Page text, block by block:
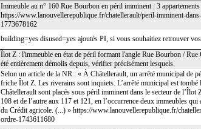
Immeuble au n° 160 Rue Bourbon en péril imminent : 3
https://www.lanouvellerepublique.fr/chatellerault/peril-imminent-
1773678162
building=yes disused=yes ajoutés PI, si vous souhaitiez retrouver
Îlot Z : l'immeuble en état de péril formant l'angle Rue Bourbon /
été entièrement démolis depuis, vérifier précisément lesquels.
Selon un article de la NR : « À Châtellerault, un arrêté municipal de
friche Îlot Z. Les riverains sont inquiets. L’arrêté municipal est
Châtellerault sont placés sous péril imminent dans le secteur de
108 et de l’autre aux 117 et 121, en l’occurrence deux immeubles
du Crédit agricole. (...) » https://www.lanouvellerepublique.fr/
ordre-1743611680